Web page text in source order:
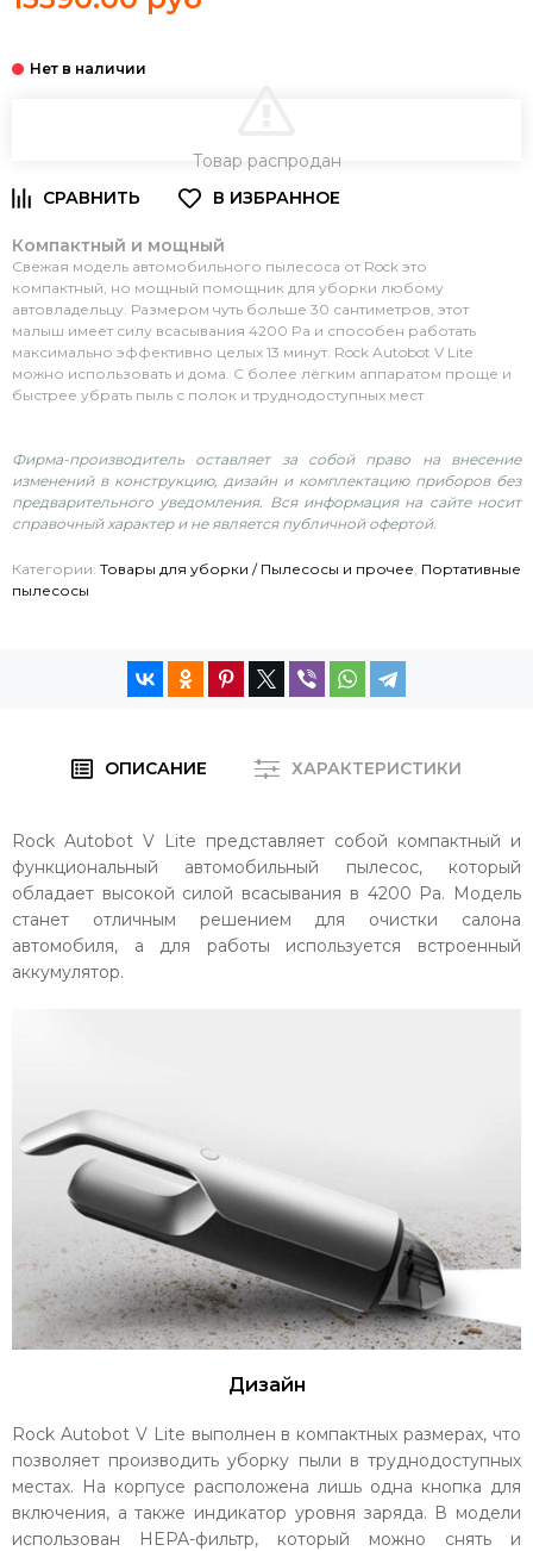
Товар распродан
Компактный и мощный
Свежая модель автомобильного пылесоса от Rock это
компактный, но мощный помощник для уборки любому
автовладельцу. Размером чуть больше 30 сантиметров, этот
малыш имеет силу всасывания 4200 Pa и способен работать
максимально эффективно целых 13 минут. Rock Autobot V Lite
можно использовать и дома. С более лёгким аппаратом проще и
быстрее убрать пыль с полок и труднодоступных мест
Фирма-производитель оставляет за собой право на внесение
изменений в конструкцию, дизайн и комплектацию приборов без
предварительного уведомления. Вся информация на сайте носит
справочный характер и не является публичной офертой.
Категории: Товары для уборки / Пылесосы и прочее, Портативные
пылесосы
ОПИСАНИЕ ХАРАКТЕРИСТИКИ
Rock Autobot V Lite представляет собой компактный и
функциональный автомобильный пылесос, который
обладает высокой силой всасывания в 4200 Pa. Модель
станет отличным решением для очистки салона
автомобиля, а для работы используется встроенный
аккумулятор.
Дизайн
Rock Autobot V Lite выполнен в компактных размерах, что
позволяет производить уборку пыли в труднодоступных
местах. На корпусе расположена лишь одна кнопка для
включения, а также индикатор уровня заряда. В модели
использован HEPA-фильтр, который можно снять и